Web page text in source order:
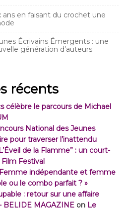
ans en faisant du crochet une
Écrivains Émergents : une
génération d’auteurs
récents
célèbre le parcours de Michael
National des Jeunes
pour traverser l’inattendu
de la Flamme” : un court-
Festival
indépendante et femme
ou le combo parfait ? »
: retour sur une affaire
BELIDE MAGAZINE on Le